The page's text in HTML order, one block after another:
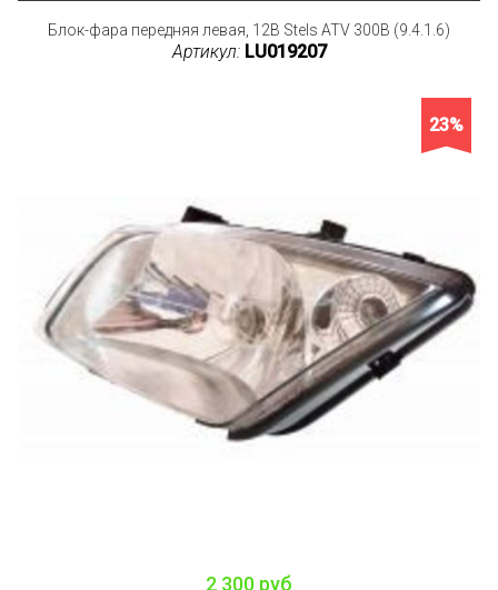
Блок-фара передняя левая, 12В Stels ATV 300B (9.4.1.6)
Артикул: LU019207
23%
2 300 руб